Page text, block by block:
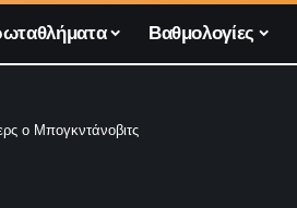
Βαθμολογίες
ο Μπογκντάνοβιτς